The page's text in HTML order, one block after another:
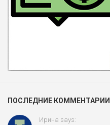
ПОСЛЕДНИЕ КОММЕНТАРИИ
Ирина says: